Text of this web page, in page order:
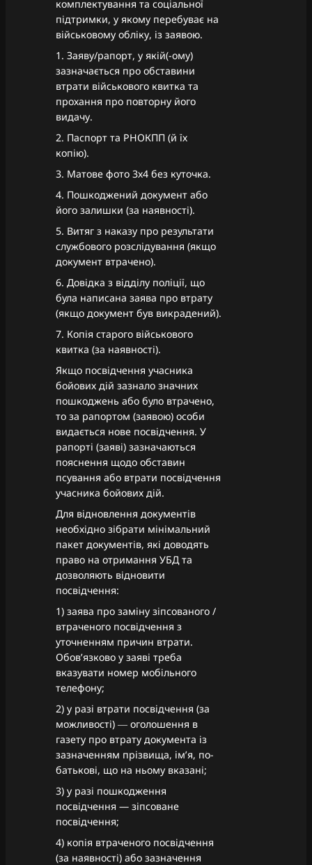
комплектування та соціальної
підтримки, у якому перебуває на
військовому обліку, із заявою.
1. Заяву/рапорт, у якій(-ому)
зазначається про обставини
втрати військового квитка та
прохання про повторну його
видачу.
2. Паспорт та РНОКПП (й їх
копію).
3. Матове фото 3х4 без куточка.
4. Пошкоджений документ або
його залишки (за наявності).
5. Витяг з наказу про результати
службового розслідування (якщо
документ втрачено).
6. Довідка з відділу поліції, що
була написана заява про втрату
(якщо документ був викрадений).
7. Копія старого військового
квитка (за наявності).
Якщо посвідчення учасника
бойових дій зазнало значних
пошкоджень або було втрачено,
то за рапортом (заявою) особи
видається нове посвідчення. У
рапорті (заяві) зазначаються
пояснення щодо обставин
псування або втрати посвідчення
учасника бойових дій.
Для відновлення документів
необхідно зібрати мінімальний
пакет документів, які доводять
право на отримання УБД та
дозволяють відновити
посвідчення:
1) заява про заміну зіпсованого /
втраченого посвідчення з
уточненням причин втрати.
Обов’язково у заяві треба
вказувати номер мобільного
телефону;
2) у разі втрати посвідчення (за
можливості) ― оголошення в
газету про втрату документа із
зазначенням прізвища, ім’я, по-
батькові, що на ньому вказані;
3) у разі пошкодження
посвідчення — зіпсоване
посвідчення;
4) копія втраченого посвідчення
(за наявності) або зазначення